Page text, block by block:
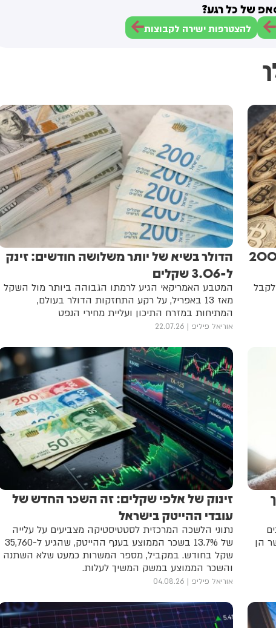
של כל רגע?
להצטרפות ישירה לקבוצות
השקיע 200 דולר וזכה בכ-200
הדולר בשיא של יותר משלושה חודשים: זינק
ל-3.06 שקלים
המטבע האמריקאי הגיע לרמתו הגבוהה ביותר מול השקל
מאז 13 באפריל, על רקע התחזקות הדולר בעולם,
המתיחות במזרח התיכון ועליית מחירי הנפט
אוריאל פיליפ 22.07.26
הן
זינוק של אלפי שקלים: זה השכר החדש של
עובדי ההייטק בישראל
נתוני הלשכה המרכזית לסטטיסטיקה מצביעים על עלייה
של 13.7% בשכר הממוצע בענף ההייטק, שהגיע ל-35,760
שקל בחודש. במקביל, מספר המשרות כמעט שלא השתנה
והשכר הממוצע במשק המשיך לעלות.
אוריאל פיליפ 04.08.26